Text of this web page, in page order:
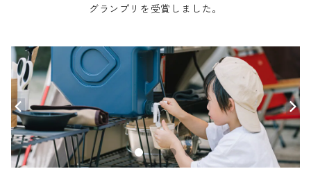
グランプリを受賞しました。